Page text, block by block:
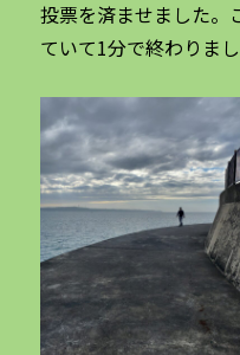
投票を済ませました。
ていて1分で終わりまし